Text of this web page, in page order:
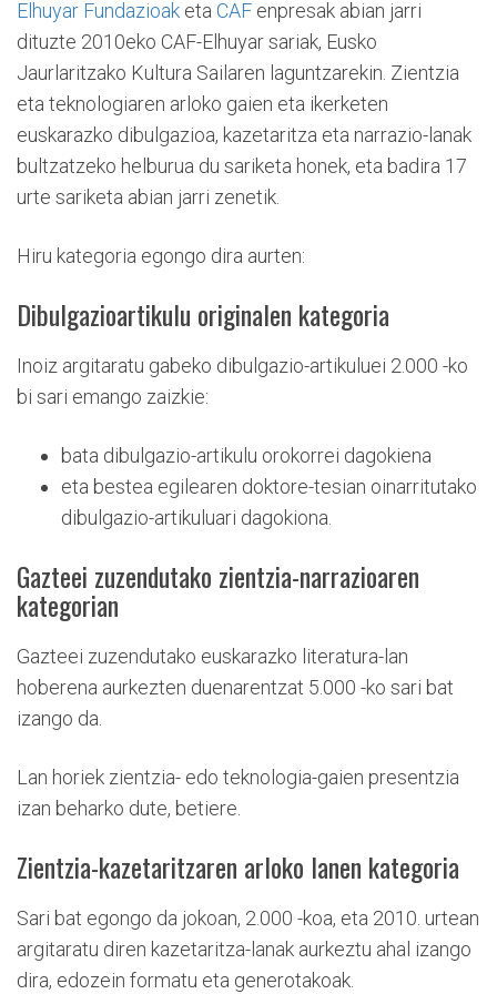
Elhuyar Fundazioak eta CAF enpresak abian jarri
dituzte 2010eko CAF-Elhuyar sariak, Eusko
Jaurlaritzako Kultura Sailaren laguntzarekin. Zientzia
eta teknologiaren arloko gaien eta ikerketen
euskarazko dibulgazioa, kazetaritza eta narrazio-lanak
bultzatzeko helburua du sariketa honek, eta badira 17
urte sariketa abian jarri zenetik.
Hiru kategoria egongo dira aurten:
Dibulgazioartikulu originalen kategoria
Inoiz argitaratu gabeko dibulgazio-artikuluei 2.000 -ko
bi sari emango zaizkie:
bata dibulgazio-artikulu orokorrei dagokiena
eta bestea egilearen doktore-tesian oinarritutako
dibulgazio-artikuluari dagokiona.
Gazteei zuzendutako zientzia-narrazioaren
kategorian
Gazteei zuzendutako euskarazko literatura-lan
hoberena aurkezten duenarentzat 5.000 -ko sari bat
izango da.
Lan horiek zientzia- edo teknologia-gaien presentzia
izan beharko dute, betiere.
Zientzia-kazetaritzaren arloko lanen kategoria
Sari bat egongo da jokoan, 2.000 -koa, eta 2010. urtean
argitaratu diren kazetaritza-lanak aurkeztu ahal izango
dira, edozein formatu eta generotakoak.